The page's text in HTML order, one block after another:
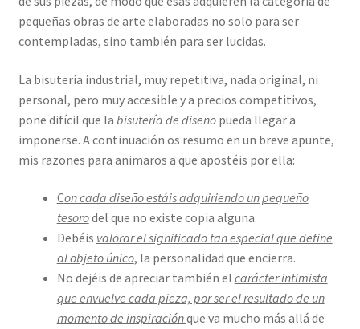
pequeñas obras de arte elaboradas no solo para ser
contempladas, sino también para ser lucidas.
La bisutería industrial, muy repetitiva, nada original, ni
personal, pero muy accesible y a precios competitivos,
pone difícil que la bisutería de diseño pueda llegar a
imponerse. A continuación os resumo en un breve apunte,
mis razones para animaros a que apostéis por ella:
Con cada diseño estáis adquiriendo un pequeño
tesorodel que no existe copia alguna.
Debéis valorar el significado tan especial que define
al objeto único, la personalidad que encierra.
No dejéis de apreciar también el carácter intimista
que envuelve cada pieza, por ser el resultado de un
momento de inspiraciónque va mucho más allá de